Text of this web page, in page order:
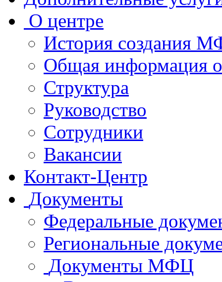
О центре
История создания
Общая
Структура
Руководство
Сотрудники
Вакансии
Контакт-Центр
Документы
Федеральные
Региональные
Документы МФЦ